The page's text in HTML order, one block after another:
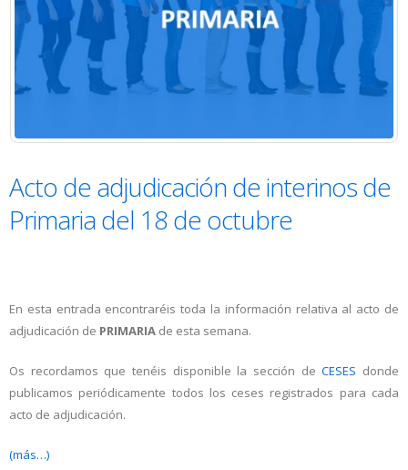
Acto de adjudicación de interinos de
Primaria del 18 de octubre
En esta entrada encontraréis toda la información relativa al acto de
adjudicación de PRIMARIA de esta semana.
Os recordamos que tenéis disponible la sección deCESES donde
publicamos periódicamente todos los ceses registrados para cada
acto de adjudicación.
(más…)